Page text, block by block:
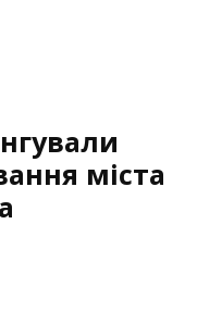
міста